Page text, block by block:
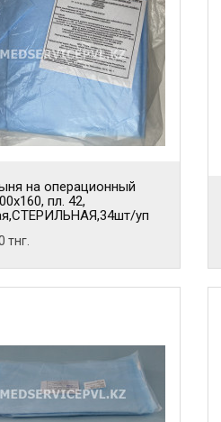
на операционный
пл. 42,
уп
тнг.